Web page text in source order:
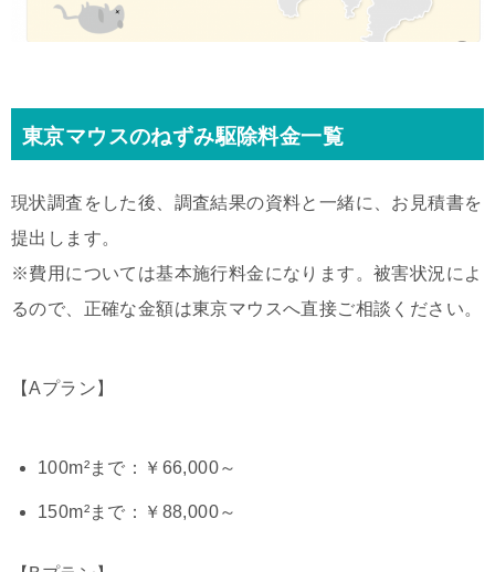
東京マウスのねずみ駆除料金一覧
現状調査をした後、調査結果の資料と一緒に、お見積書を
提出します。
※費用については基本施行料金になります。被害状況によ
るので、正確な金額は東京マウスへ直接ご相談ください。
【Aプラン】
100m²まで：￥66,000～
150m²まで：￥88,000～